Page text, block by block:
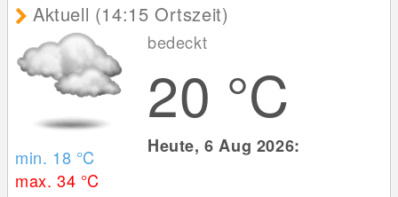
Aktuell (14:15 Ortszeit)
min. 18 °C
max. 34 °C
bedeckt
20 °C
Heute, 6 Aug 2026: